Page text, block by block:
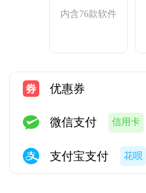
内含76款软件
优惠券
微信支付 信用卡
支付宝支付 花呗